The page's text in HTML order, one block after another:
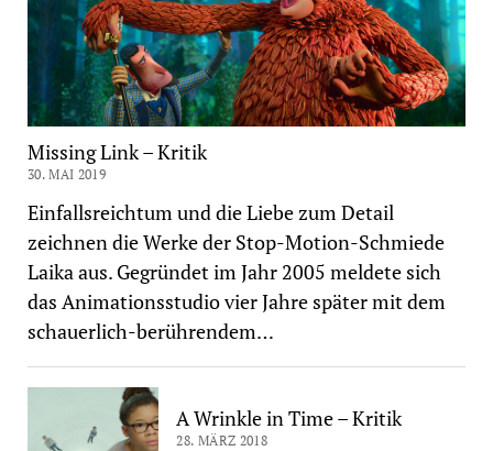
Missing Link – Kritik
30. MAI 2019
Einfallsreichtum und die Liebe zum Detail
zeichnen die Werke der Stop-Motion-Schmiede
Laika aus. Gegründet im Jahr 2005 meldete sich
das Animationsstudio vier Jahre später mit dem
schauerlich-berührendem…
A Wrinkle in Time – Kritik
28. MÄRZ 2018